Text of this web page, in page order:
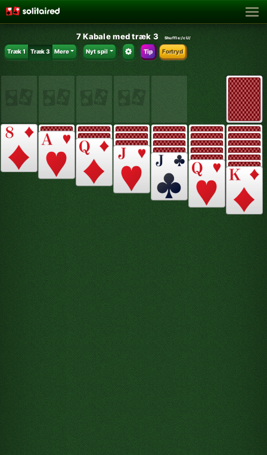
7 Kabale med træk 3 Shuffle:/cU/
Træk 1 Træk 3 Mere Nyt spil Tip Fortryd